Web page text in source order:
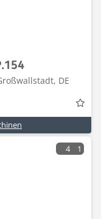
DE
4 1